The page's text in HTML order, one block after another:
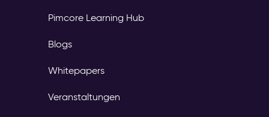
Pimcore Learning Hub
Blogs
Whitepapers
Veranstaltungen